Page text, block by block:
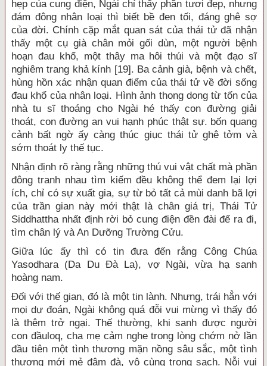
hẹp của cung điện, Ngài chỉ thấy phần tươi đẹp, nhưng
đám đông nhân loại thì biết bề đen tối, đáng ghê sợ
của đời. Chính cặp mắt quan sát của thái tử đã nhận
thấy một cụ già chân mỏi gối dùn, một người bệnh
hoạn đau khổ, một thây ma hôi thúi và một đạo sĩ
nghiêm trang khả kính [19]. Ba cảnh già, bệnh và chết,
hùng hồn xác nhận quan điểm của thái tử về đời sống
đau khổ của nhân loại. Hình ảnh thong dong từ tốn của
nhà tu sĩ thoáng cho Ngài hé thấy con đường giải
thoát, con đường an vui hạnh phúc thật sự. bốn quang
cảnh bất ngờ ấy càng thúc giục thái tử ghê tởm và
sớm thoát ly thế tục.
Nhận định rõ ràng rằng những thú vui vật chất mà phần
đông tranh nhau tìm kiếm đều không thể đem lại lợi
ích, chỉ có sự xuất gia, sự từ bỏ tất cả mùi danh bã lợi
của trần gian này mới thật là chân giá trị, Thái Tử
Siddhattha nhất định rời bỏ cung điện đền đài để ra đi,
tìm chân lý và An Dưỡng Trường Cửu.
Giữa lúc ấy thì có tin đưa đến rằng Công Chúa
Yasodhara (Da Du Đà La), vợ Ngài, vừa hạ sanh
hoàng nam.
Đối với thế gian, đó là một tin lành. Nhưng, trái hẳn với
mọi dự đoán, Ngài không quá đỗi vui mừng vì thấy đó
là thêm trở ngại. Thế thường, khi sanh được người
con đầuloq, cha mẹ cảm nghe trong lòng chớm nở lần
đầu tiên một tình thương mặn nồng sâu sắc, một tình
thương mới mẻ đậm đà, vô cùng trong sạch. Nỗi vui